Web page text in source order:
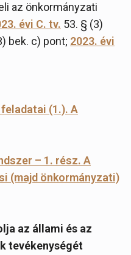
az önkormányzati
évi C. tv. 53. § (3)
bek. c) pont; 2023. évi
(1.). A
– 1. rész. A
(majd önkormányzati)
az állami és az
tevékenységét